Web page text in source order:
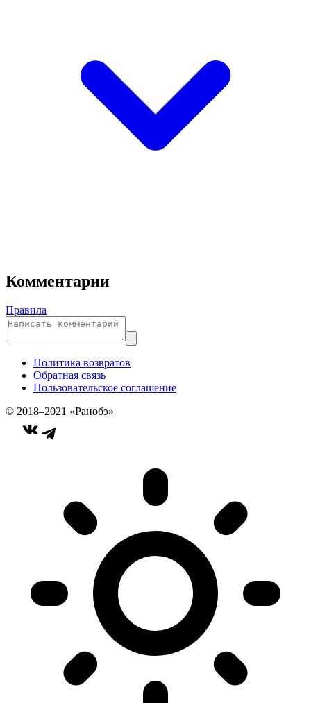
Комментарии
Правила
Политика возвратов
Обратная связь
Пользовательское соглашение
© 2018–2021 «Ранобэ»